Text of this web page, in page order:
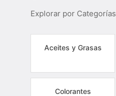
Explorar por Categorías
Aceites y Grasas
Colorantes